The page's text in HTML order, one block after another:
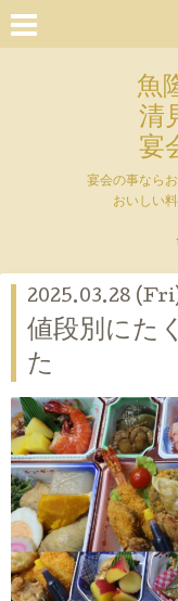
魚
清
宴
宴会の事なら
おいしい
2025.03.28
値段別にた
た